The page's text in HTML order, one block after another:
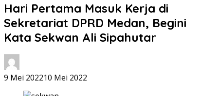
Hari Pertama Masuk Kerja di
Sekretariat DPRD Medan, Begini
Kata Sekwan Ali Sipahutar
9 Mei 202210 Mei 2022